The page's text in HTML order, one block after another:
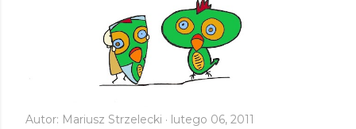
Autor: Mariusz Strzelecki lutego 06, 2011